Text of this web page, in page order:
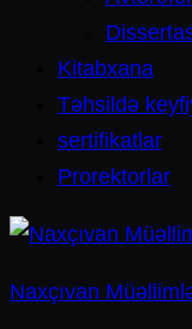
Kitabxana
Təhsildə
sertifikatlar
Prorektorlar
Naxçıvan